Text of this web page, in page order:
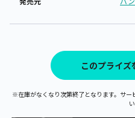
このプライズ
※在庫がなくなり次第終了となります。サ
い